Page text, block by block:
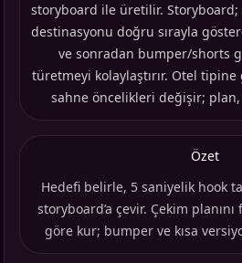
storyboard ile üretilir. Storyboard;
destinasyonu doğru sırayla
ve sonradan bumper/shorts
türetmeyi kolaylaştırır. Otel
sahne öncelikleri değişir; plan,
Özet
Hedefi belirle, 5 saniyelik hook
storyboard’a çevir. Çekim
göre kur; bumper ve kısa